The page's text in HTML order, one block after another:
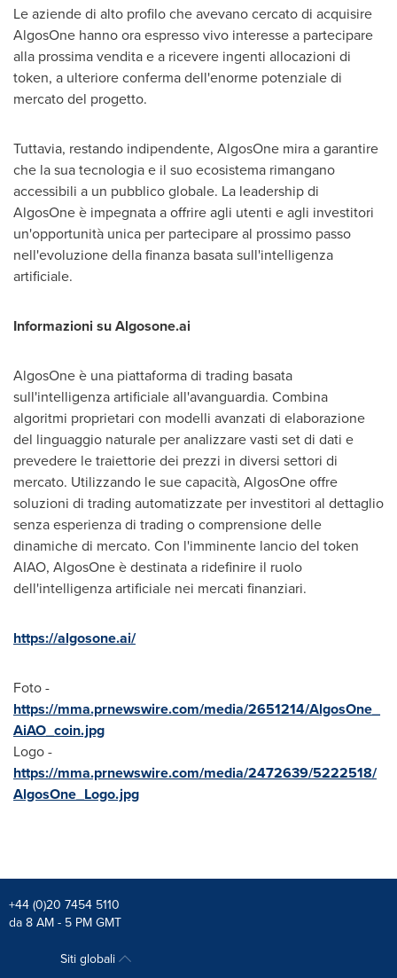
Le aziende di alto profilo che avevano cercato di acquisire
AlgosOne hanno ora espresso vivo interesse a partecipare
alla prossima vendita e a ricevere ingenti allocazioni di
token, a ulteriore conferma dell'enorme potenziale di
mercato del progetto.
Tuttavia, restando indipendente, AlgosOne mira a garantire
che la sua tecnologia e il suo ecosistema rimangano
accessibili a un pubblico globale. La leadership di
AlgosOne è impegnata a offrire agli utenti e agli investitori
un'opportunità unica per partecipare al prossimo passo
nell'evoluzione della finanza basata sull'intelligenza
artificiale.
Informazioni su Algosone.ai
AlgosOne è una piattaforma di trading basata
sull'intelligenza artificiale all'avanguardia. Combina
algoritmi proprietari con modelli avanzati di elaborazione
del linguaggio naturale per analizzare vasti set di dati e
prevedere le traiettorie dei prezzi in diversi settori di
mercato. Utilizzando le sue capacità, AlgosOne offre
soluzioni di trading automatizzate per investitori al dettaglio
senza esperienza di trading o comprensione delle
dinamiche di mercato. Con l'imminente lancio del token
AIAO, AlgosOne è destinata a ridefinire il ruolo
dell'intelligenza artificiale nei mercati finanziari.
https://algosone.ai/
Foto -
https://mma.prnewswire.com/media/2651214/AlgosOne_
AiAO_coin.jpg
Logo -
https://mma.prnewswire.com/media/2472639/5222518/
AlgosOne_Logo.jpg
+44 (0)20 7454 5110
da 8 AM - 5 PM GMT
Siti globali